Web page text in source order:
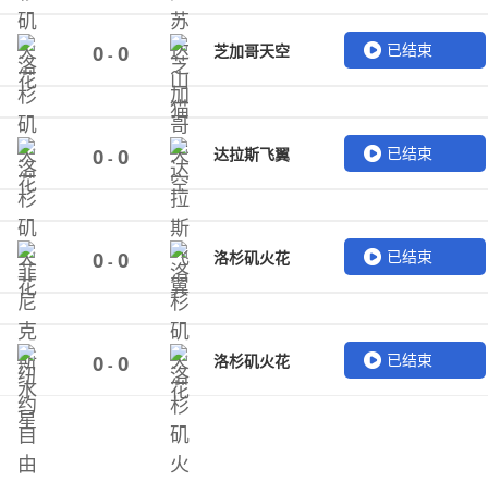
0 - 0 芝加哥天空 已结束
0 - 0 达拉斯飞翼 已结束
0 - 0 洛杉矶火花 已结束
0 - 0 洛杉矶火花 已结束